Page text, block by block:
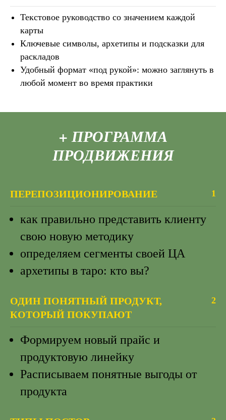
Текстовое руководство со значением каждой
карты
Ключевые символы, архетипы и подсказки для
раскладов
Удобный формат «под рукой»: можно заглянуть в
любой момент во время практики
+ ПРОГРАММА
ПРОДВИЖЕНИЯ
ПЕРЕПОЗИЦИОНИРОВАНИЕ 1
как правильно представить клиенту
свою новую методику
определяем сегменты своей ЦА
архетипы в таро: кто вы?
ОДИН ПОНЯТНЫЙ ПРОДУКТ,
КОТОРЫЙ ПОКУПАЮТ
2
Формируем новый прайс и
продуктовую линейку
Расписываем понятные выгоды от
продукта